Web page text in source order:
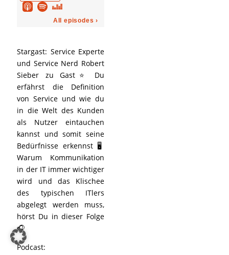
Stargast: Service Experte
und Service Nerd Robert
Sieber zu Gast⭐ Du
erfährst die Definition
von Service und wie du
in die Welt des Kunden
als Nutzer eintauchen
kannst und somit seine
Bedürfnisse erkennst 🖥️
Warum Kommunikation
in der IT immer wichtiger
wird und das Klischee
des typischen ITlers
abgelegt werden muss,
hörst Du in dieser Folge
🎧
Podcast: